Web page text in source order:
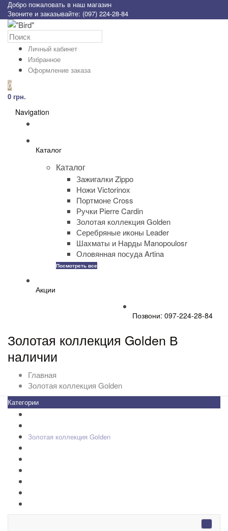
Добро пожаловать в наш магазин
Звоните и заказывайте: (097) 224-28-84
Личный кабинет
Избранное
Оформление заказа
0
0 грн.
Navigation
Каталог
Каталог
Зажигалки Zippo
Ножи Victorinox
Портмоне Cross
Ручки Pierre Cardin
Золотая коллекция Golden
Серебряные иконы Leader
Шахматы и Нарды Manopoulosr
Оловянная посуда Artina
Посмотреть все
Акции
Позвони: 097-224-28-84
Золотая коллекция Golden В
наличии
Главная
Золотая коллекция Golden
Категории
Золотая коллекция Golden